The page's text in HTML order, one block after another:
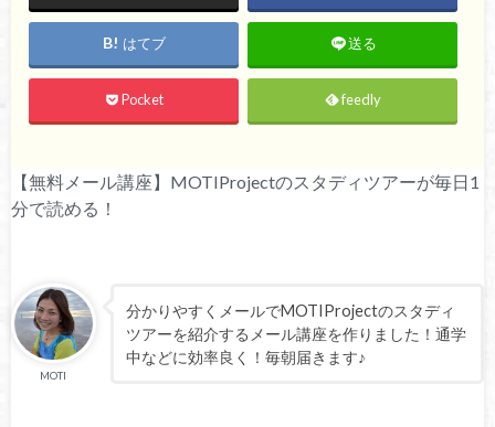
はてブ 送る
Pocket feedly
【無料メール講座】MOTIProjectのスタディツアーが毎日1
分で読める！
MOTI
分かりやすくメールでMOTIProjectのスタディ
ツアーを紹介するメール講座を作りました！通学
中などに効率良く！毎朝届きます♪